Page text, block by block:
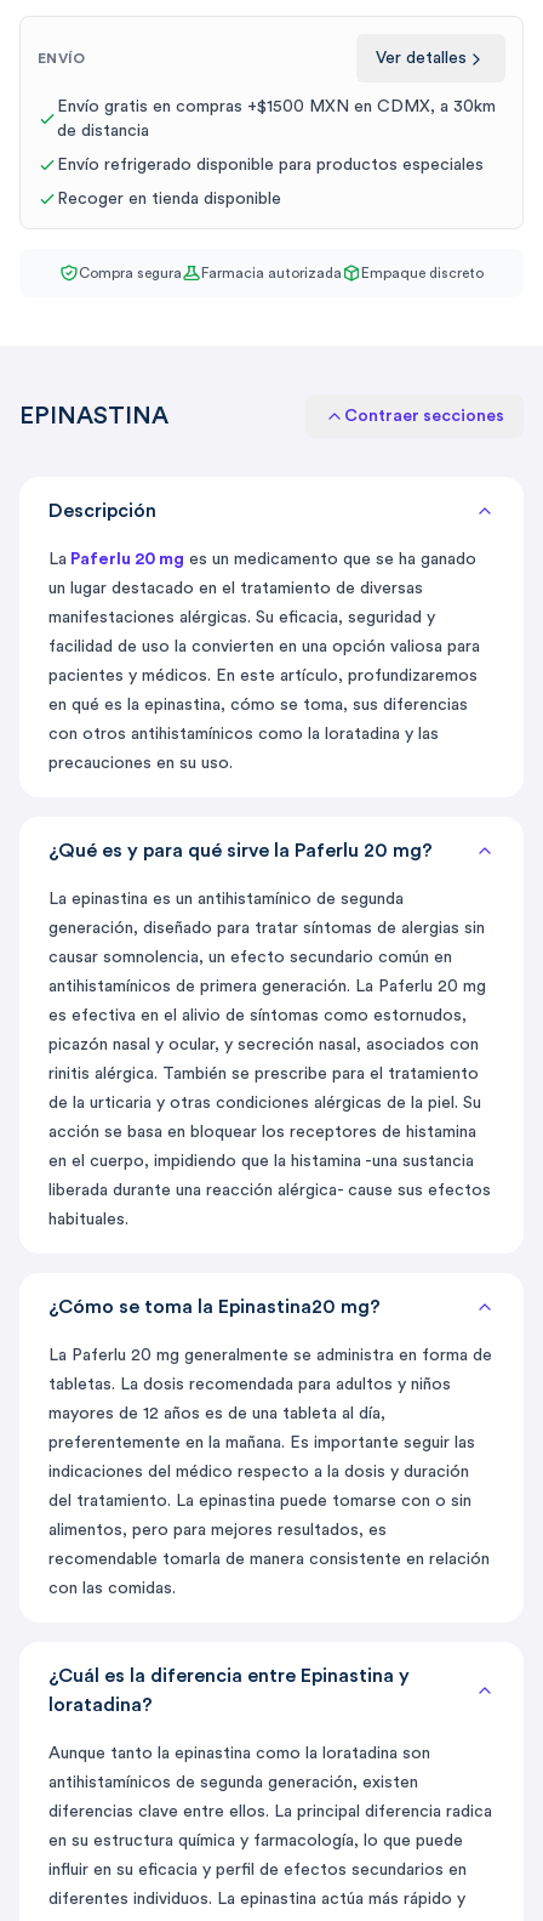
ENVÍO Ver detalles
Envío gratis en compras +$1500 MXN en CDMX, a 30km
de distancia
Envío refrigerado disponible para productos especiales
Recoger en tienda disponible
Compra segura Farmacia autorizada Empaque discreto
EPINASTINA Contraer secciones
Descripción
La Paferlu 20 mg es un medicamento que se ha ganado
un lugar destacado en el tratamiento de diversas
manifestaciones alérgicas. Su eficacia, seguridad y
facilidad de uso la convierten en una opción valiosa para
pacientes y médicos. En este artículo, profundizaremos
en qué es la epinastina, cómo se toma, sus diferencias
con otros antihistamínicos como la loratadina y las
precauciones en su uso.
¿Qué es y para qué sirve la Paferlu 20 mg?
La epinastina es un antihistamínico de segunda
generación, diseñado para tratar síntomas de alergias sin
causar somnolencia, un efecto secundario común en
antihistamínicos de primera generación. La Paferlu 20 mg
es efectiva en el alivio de síntomas como estornudos,
picazón nasal y ocular, y secreción nasal, asociados con
rinitis alérgica. También se prescribe para el tratamiento
de la urticaria y otras condiciones alérgicas de la piel. Su
acción se basa en bloquear los receptores de histamina
en el cuerpo, impidiendo que la histamina -una sustancia
liberada durante una reacción alérgica- cause sus efectos
habituales.
¿Cómo se toma la Epinastina20 mg?
La Paferlu 20 mg generalmente se administra en forma de
tabletas. La dosis recomendada para adultos y niños
mayores de 12 años es de una tableta al día,
preferentemente en la mañana. Es importante seguir las
indicaciones del médico respecto a la dosis y duración
del tratamiento. La epinastina puede tomarse con o sin
alimentos, pero para mejores resultados, es
recomendable tomarla de manera consistente en relación
con las comidas.
¿Cuál es la diferencia entre Epinastina y
loratadina?
Aunque tanto la epinastina como la loratadina son
antihistamínicos de segunda generación, existen
diferencias clave entre ellos. La principal diferencia radica
en su estructura química y farmacología, lo que puede
influir en su eficacia y perfil de efectos secundarios en
diferentes individuos. La epinastina actúa más rápido y